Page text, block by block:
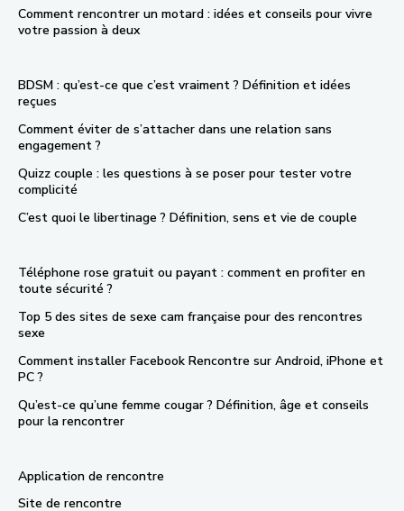
Comment rencontrer un motard : idées et conseils pour vivre
votre passion à deux
BDSM : qu’est-ce que c’est vraiment ? Définition et idées
reçues
Comment éviter de s’attacher dans une relation sans
engagement ?
Quizz couple : les questions à se poser pour tester votre
complicité
C’est quoi le libertinage ? Définition, sens et vie de couple
Téléphone rose gratuit ou payant : comment en profiter en
toute sécurité ?
Top 5 des sites de sexe cam française pour des rencontres
sexe
Comment installer Facebook Rencontre sur Android, iPhone et
PC ?
Qu’est-ce qu’une femme cougar ? Définition, âge et conseils
pour la rencontrer
Application de rencontre
Site de rencontre